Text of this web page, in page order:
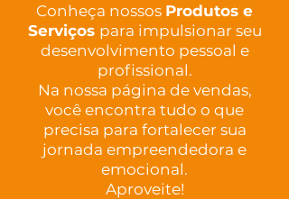
Conheça nossos Produtos e
Serviços para impulsionar seu
desenvolvimento pessoal e
profissional.
Na nossa página de vendas,
você encontra tudo o que
precisa para fortalecer sua
jornada empreendedora e
emocional.
Aproveite!